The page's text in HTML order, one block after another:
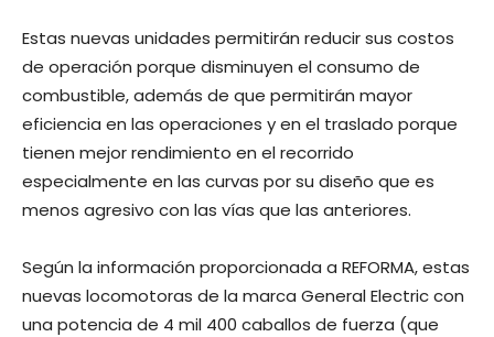
Estas nuevas unidades permitirán reducir sus costos
de operación porque disminuyen el consumo de
combustible, además de que permitirán mayor
eficiencia en las operaciones y en el traslado porque
tienen mejor rendimiento en el recorrido
especialmente en las curvas por su diseño que es
menos agresivo con las vías que las anteriores.
Según la información proporcionada a REFORMA, estas
nuevas locomotoras de la marca General Electric con
una potencia de 4 mil 400 caballos de fuerza (que